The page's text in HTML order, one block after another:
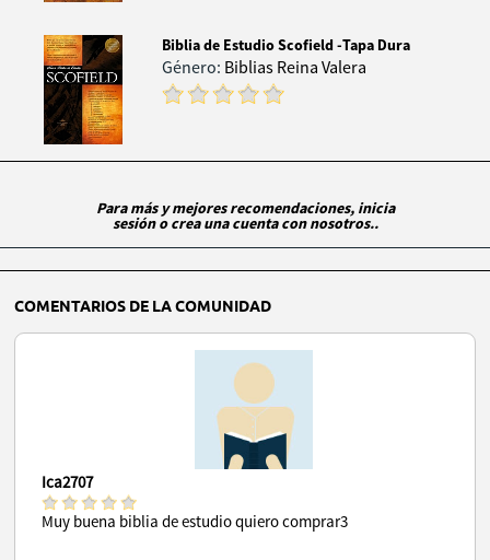
Biblia de Estudio Scofield -Tapa Dura
Género: Biblias Reina Valera
Para más y mejores recomendaciones, inicia
sesión o crea una cuenta con nosotros..
COMENTARIOS DE LA COMUNIDAD
Ica2707
Muy buena biblia de estudio quiero comprar3